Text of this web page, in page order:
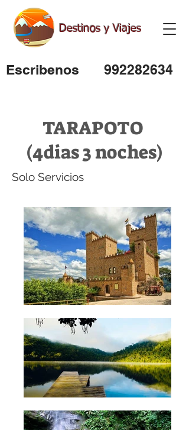
Destinos y Viajes
Escribenos 992282634
TARAPOTO
(4dias 3 noches)
Solo Servicios